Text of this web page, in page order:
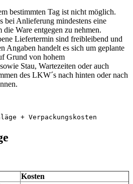
bestimmten Tag ist nicht möglich.
bei Anlieferung mindestens eine
Ware entgegen zu nehmen.
Liefertermin sind freibleibend und
Angaben handelt es sich um geplante
Grund von hohem
Stau, Wartezeiten oder auch
des LKW´s nach hinten oder nach
+ Verpackungskosten
Kosten